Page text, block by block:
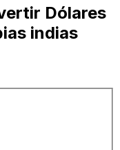
Dólares
indias